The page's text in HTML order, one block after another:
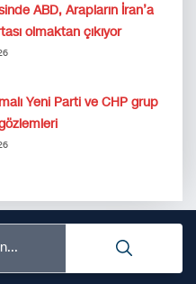
ABD, Arapların İran’a
olmaktan çıkıyor
Yeni Parti ve CHP grup